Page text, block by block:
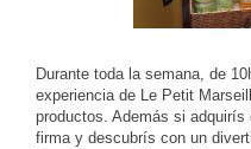
Durante toda la semana, de
experiencia de Le Petit
productos. Además si
firma y descubrís con un